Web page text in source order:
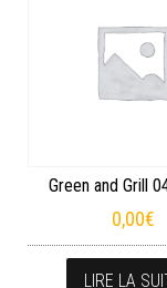
Green and Grill
0,00€
LIRE LA